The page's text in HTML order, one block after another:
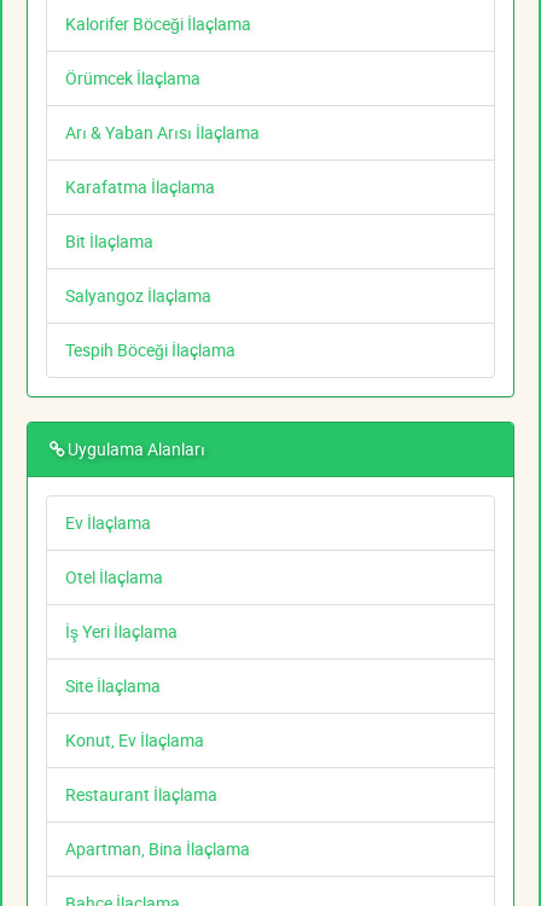
Kalorifer Böceği İlaçlama
Örümcek İlaçlama
Arı & Yaban Arısı İlaçlama
Karafatma İlaçlama
Bit İlaçlama
Salyangoz İlaçlama
Tespih Böceği İlaçlama
Uygulama Alanları
Ev İlaçlama
Otel İlaçlama
İş Yeri İlaçlama
Site İlaçlama
Konut, Ev İlaçlama
Restaurant İlaçlama
Apartman, Bina İlaçlama